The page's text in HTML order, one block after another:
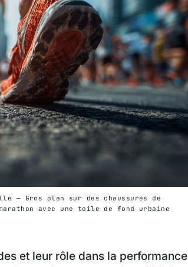
— Gros plan sur des chaussures de
avec une toile de fond urbaine
et leur rôle dans la performance